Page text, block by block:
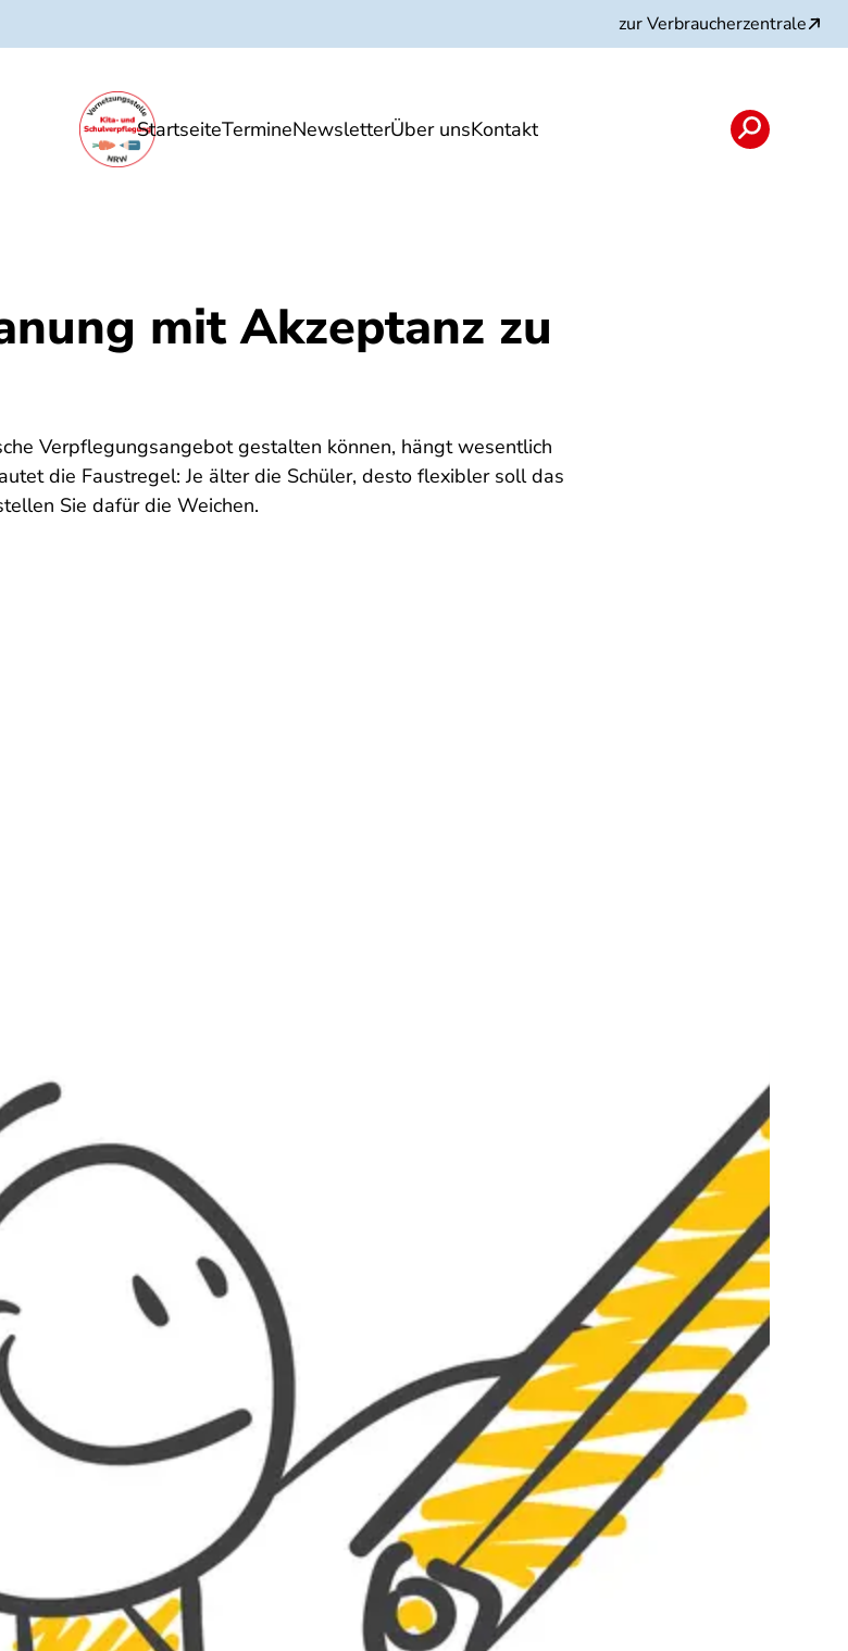
zur Verbraucherzentrale
StartseiteTermineNewsletterÜber unsKontakt
Unsere Angebote Projekte und Partner
mit Akzeptanz zu
Verpflegungsangebot gestalten können, hängt wesentlich
die Faustregel: Je älter die Schüler, desto flexibler soll das
Sie dafür die Weichen.